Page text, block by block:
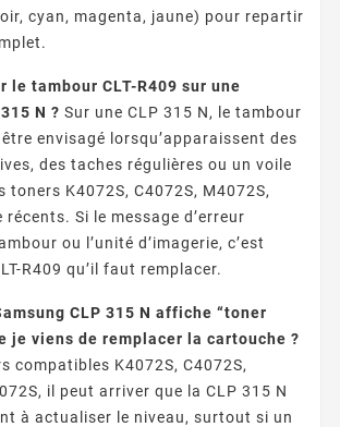
cyan, magenta, jaune) pour repartir
le tambour CLT-R409 sur une
N ? Sur une CLP 315 N, le tambour
envisagé lorsqu’apparaissent des
des taches régulières ou un voile
toners K4072S, C4072S, M4072S,
récents. Si le message d’erreur
ou l’unité d’imagerie, c’est
R409 qu’il faut remplacer.
CLP 315 N affiche “toner
je viens de remplacer la cartouche ?
compatibles K4072S, C4072S,
il peut arriver que la CLP 315 N
à actualiser le niveau, surtout si un